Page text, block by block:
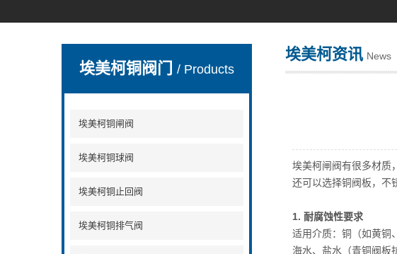
埃美柯铜阀门/ Products
埃美柯铜闸阀
埃美柯铜球阀
埃美柯铜止回阀
埃美柯铜排气阀
埃美柯资讯 News
埃美柯闸阀有很多材质
还可以选择铜阀板，不
1. 耐腐蚀性要求
适用介质：铜（如黄铜
海水、盐水（青铜阀板